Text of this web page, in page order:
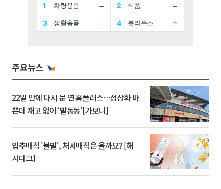
주요뉴스
22일 만에 다시 문 연 홈플러스…정상화 바
쁜데 재고 없어 ‘발동동’[가보니]
입추매직 '불발', 처서매직은 올까요? [해
시태그]